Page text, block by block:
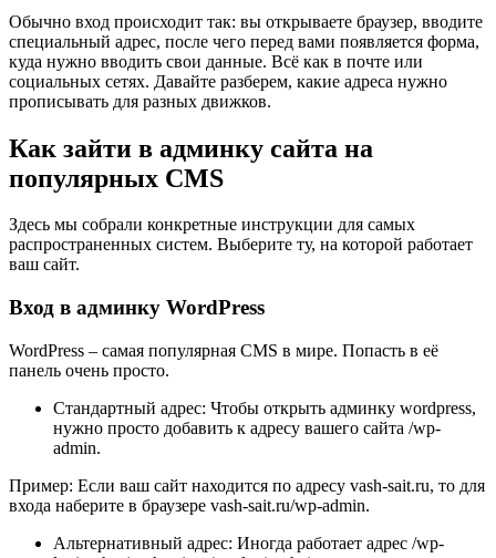
Обычно вход происходит так: вы открываете браузер, вводите
специальный адрес, после чего перед вами появляется форма,
куда нужно вводить свои данные. Всё как в почте или
социальных сетях. Давайте разберем, какие адреса нужно
прописывать для разных движков.
Как зайти в админку сайта на
популярных CMS
Здесь мы собрали конкретные инструкции для самых
распространенных систем. Выберите ту, на которой работает
ваш сайт.
Вход в админку WordPress
WordPress – самая популярная CMS в мире. Попасть в её
панель очень просто.
Стандартный адрес: Чтобы открыть админку wordpress,
нужно просто добавить к адресу вашего сайта /wp-
admin.
Пример: Если ваш сайт находится по адресу vash-sait.ru, то для
входа наберите в браузере vash-sait.ru/wp-admin.
Альтернативный адрес: Иногда работает адрес /wp-